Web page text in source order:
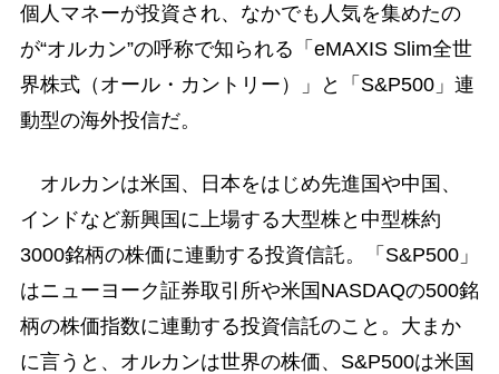
個人マネーが投資され、なかでも人気を集めたの
が“オルカン”の呼称で知られる「eMAXIS Slim全世
界株式（オール・カントリー）」と「S&P500」連
動型の海外投信だ。
オルカンは米国、日本をはじめ先進国や中国、
インドなど新興国に上場する大型株と中型株約
3000銘柄の株価に連動する投資信託。「S&P500」
はニューヨーク証券取引所や米国NASDAQの500銘
柄の株価指数に連動する投資信託のこと。大まか
に言うと、オルカンは世界の株価、S&P500は米国